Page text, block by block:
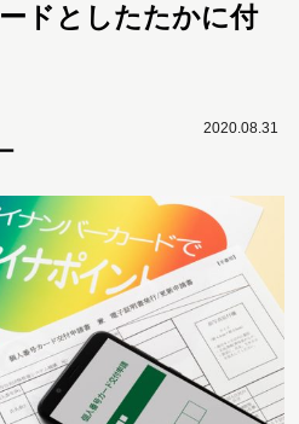
ドとしたたかに付
2020.08.31